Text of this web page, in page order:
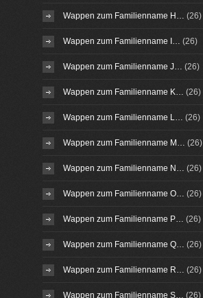
Wappen zum Familienname H… (26)
Wappen zum Familienname I… (26)
Wappen zum Familienname J… (26)
Wappen zum Familienname K… (26)
Wappen zum Familienname L… (26)
Wappen zum Familienname M… (26)
Wappen zum Familienname N… (26)
Wappen zum Familienname O… (26)
Wappen zum Familienname P… (26)
Wappen zum Familienname Q… (26)
Wappen zum Familienname R… (26)
Wappen zum Familienname S… (26)